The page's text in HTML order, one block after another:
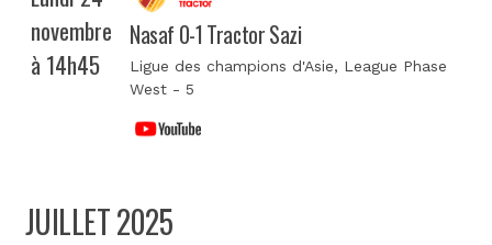
novembre
à 14h45
Nasaf 0-1 Tractor Sazi
Ligue des champions d'Asie, League Phase
West - 5
JUILLET 2025